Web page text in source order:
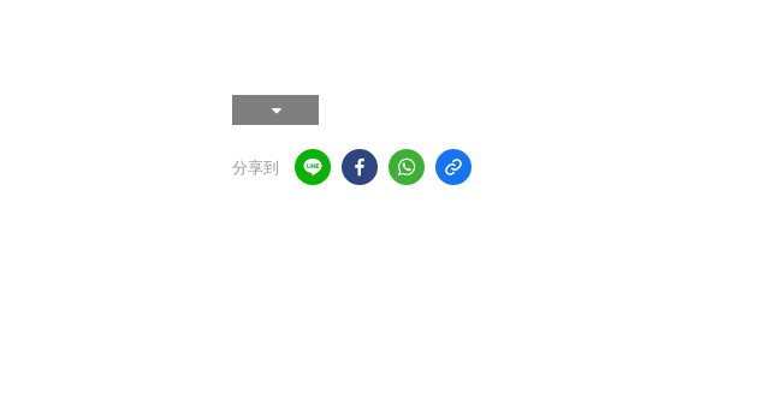
分享到